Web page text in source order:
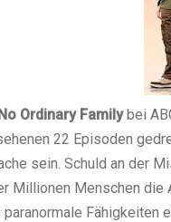
Ordinary Familybei
22 Episoden
sein. Schuld an der
Millionen Menschen
Fähigkeiten